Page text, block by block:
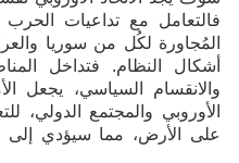
فالتعامل مع تداعيات
المُجاورة لكُل من سوريا
أشكال النظام. فتداخل
والانقسام السياسي، يجعل
الأوروبي والمجتمع الدولي،
على الأرض، مما سيؤدي إلى